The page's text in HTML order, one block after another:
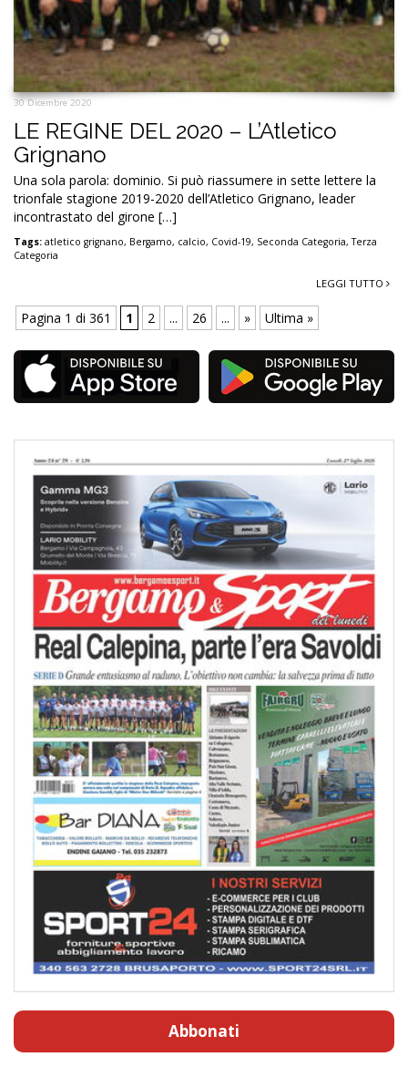
30 Dicembre 2020
LE REGINE DEL 2020 – L’Atletico
Grignano
Una sola parola: dominio. Si può riassumere in sette lettere la
trionfale stagione 2019-2020 dell’Atletico Grignano, leader
incontrastato del girone […]
Tags: atletico grignano, Bergamo, calcio, Covid-19, Seconda Categoria,Terza
Categoria
LEGGI TUTTO
Pagina 1 di 361 1 2 ... 26 ... » Ultima »
Abbonati